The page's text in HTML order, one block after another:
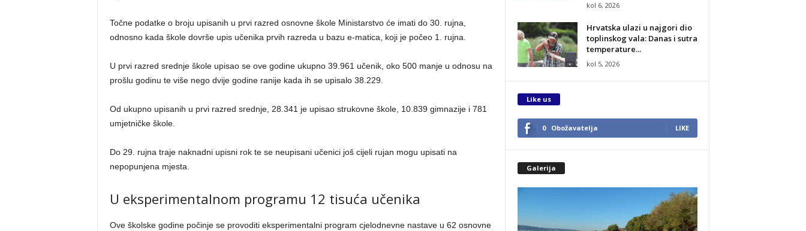
Točne podatke o broju upisanih u prvi razred osnovne škole Ministarstvo će imati do 30. rujna,
odnosno kada škole dovrše upis učenika prvih razreda u bazu e-matica, koji je počeo 1. rujna.
U prvi razred srednje škole upisao se ove godine ukupno 39.961 učenik, oko 500 manje u odnosu na
prošlu godinu te više nego dvije godine ranije kada ih se upisalo 38.229.
Od ukupno upisanih u prvi razred srednje, 28.341 je upisao strukovne škole, 10.839 gimnazije i 781
umjetničke škole.
Do 29. rujna traje naknadni upisni rok te se neupisani učenici još cijeli rujan mogu upisati na
nepopunjena mjesta.
U eksperimentalnom programu 12 tisuća učenika
Ove školske godine počinje se provoditi eksperimentalni program cjelodnevne nastave u 62 osnovne
kol 6, 2026
Hrvatska ulazi u najgori dio
toplinskog vala: Danas i sutra
temperature...
kol 5, 2026
Like us
0 Obožavatelja LIKE
Galerija